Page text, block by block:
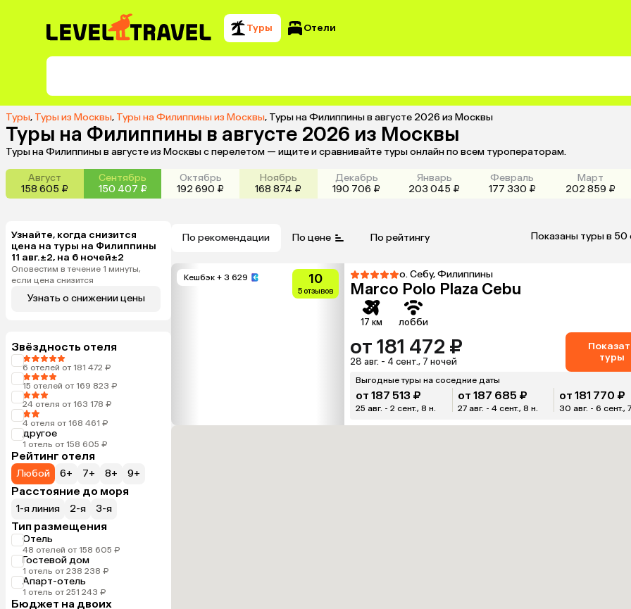
Туры Отели
Туры, Туры из Москвы, Туры на Филиппины из Москвы, Туры на Филиппины в августе 2026 из Москвы
Туры на Филиппины в августе 2026 из Москвы
Туры на Филиппины в августе из Москвы с перелетом — ищите и сравнивайте туры онлайн по всем туроператорам.
Август
158 605 ₽
Сентябрь
150 407 ₽
Октябрь
192 690 ₽
Ноябрь
168 874 ₽
Декабрь
190 706 ₽
Январь
203 045 ₽
Февраль
177 330 ₽
Март
202 859 ₽
Узнайте, когда снизится
цена на туры на Филиппины
11 авг.±2, на 6 ночей±2
Оповестим в течение 1 минуты,
если цена снизится
Узнать о снижении цены
Звёздность отеля
6 отелей от 181 472 ₽
15 отелей от 169 823 ₽
24 отеля от 163 178 ₽
4 отеля от 168 461 ₽
другое
1 отель от 158 605 ₽
Рейтинг отеля
Любой 6+ 7+ 8+ 9+
Расстояние до моря
1-я линия 2-я 3-я
Тип размещения
Отель
48 отелей от 158 605 ₽
Гостевой дом
1 отель от 238 238 ₽
Апарт-отель
1 отель от 251 243 ₽
Бюджет на двоих
По рекомендации По цене По рейтингу Показаны туры в 50
Кешбэк + 3 629 10
5 отзывов
о. Себу, Филиппины
Marco Polo Plaza Cebu
17 км лобби
от 181 472 ₽
28 авг. - 4 сент., 7 ночей
туры
Выгодные туры на соседние даты
от 187 513 ₽
25 авг. - 2 сент., 8 н.
от 187 685 ₽
27 авг. - 4 сент., 8 н.
от 181 770 ₽
30 авг. - 6 сент., 7